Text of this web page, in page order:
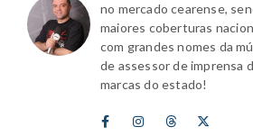
no mercado cearense,
maiores coberturas
com grandes nomes da
de assessor de imprensa
marcas do estado!